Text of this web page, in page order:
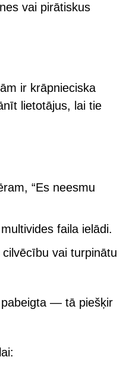
vai pirātiskus
ir krāpnieciska
lietotājus, lai tie
“Es neesmu
faila ielādi.
vai turpinātu
pabeigta — tā piešķir